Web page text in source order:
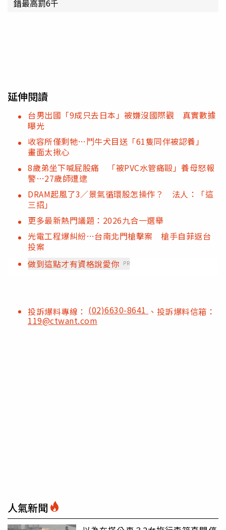
錯最高罰6千
延伸閱讀
台男出國「9成只去日本」被嫌沒國際觀 真實數據
曝光
收容所僅剩牠…鬥牛犬目送「61隻同伴被認養」
畫面太揪心
8歲弟坐下喊屁股痛 「被PVC水管痛毆」養母怒報
警…27歲師遭逮
DRAM起風了3／景氣循環股怎操作？ 法人：「這
三招」
更多最新熱門議題：2026九合一選舉
光電工程爆糾紛…台南北門槍擊案 槍手自菲返台
投案
做到這點才有資格說愛你 PR
投訴爆料專線： (02)6630-8641 、投訴爆料信箱：
119@ctwant.com
人氣新聞